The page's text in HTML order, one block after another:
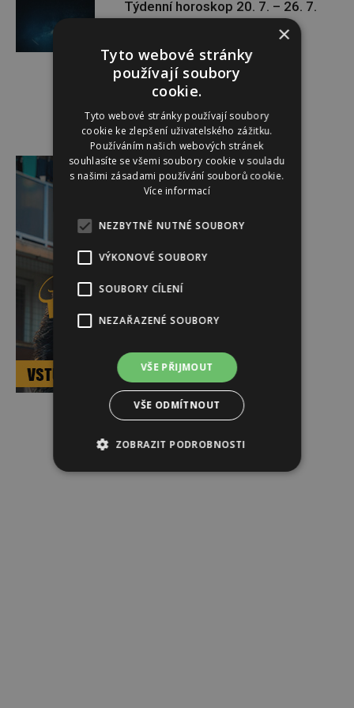
Týdenní horoskop 20. 7. – 26. 7.
Reklama
×
Tyto webové stránky
používají soubory
cookie.
Tyto webové stránky používají soubory
cookie ke zlepšení uživatelského zážitku.
Používáním našich webových stránek
souhlasíte se všemi soubory cookie v souladu
s našimi zásadami používání souborů cookie.
Více informací
NEZBYTNĚ NUTNÉ SOUBORY
VÝKONOVÉ SOUBORY
SOUBORY CÍLENÍ
NEZAŘAZENÉ SOUBORY
VŠE PŘIJMOUT
VŠE ODMÍTNOUT
ZOBRAZIT PODROBNOSTI